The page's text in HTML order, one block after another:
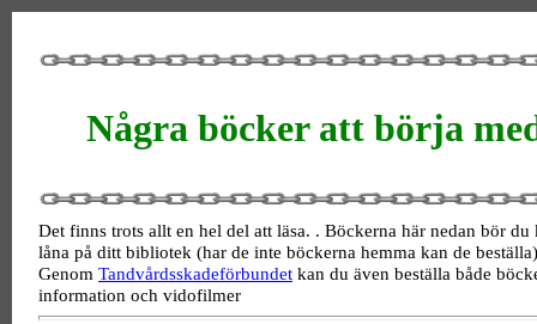
Några böcker att börja
Det finns trots allt en hel del att läsa. . Böckerna här nedan bör du
låna på ditt bibliotek (har de inte böckerna hemma kan de
Genom Tandvårdsskadeförbundet kan du även beställa både
information och vidofilmer